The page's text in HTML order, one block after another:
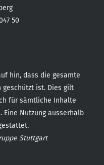
50
hin, dass die gesamte
geschützt ist. Dies gilt
für sämtliche Inhalte
Eine Nutzung ausserhalb
Stuttgart